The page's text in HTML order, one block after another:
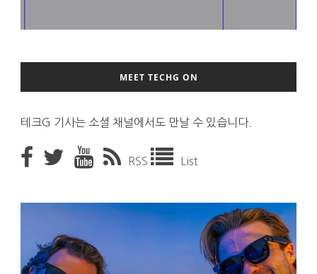
MEET TECHG ON
테크G 기사는 소셜 채널에서도 만날 수 있습니다.
RSS List